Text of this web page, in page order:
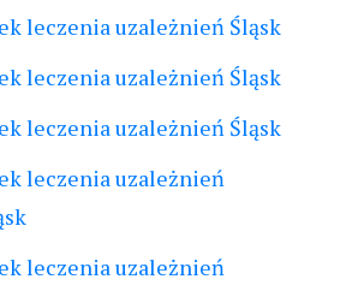
leczenia uzależnień Śląsk
leczenia uzależnień Śląsk
leczenia uzależnień Śląsk
leczenia uzależnień
leczenia uzależnień